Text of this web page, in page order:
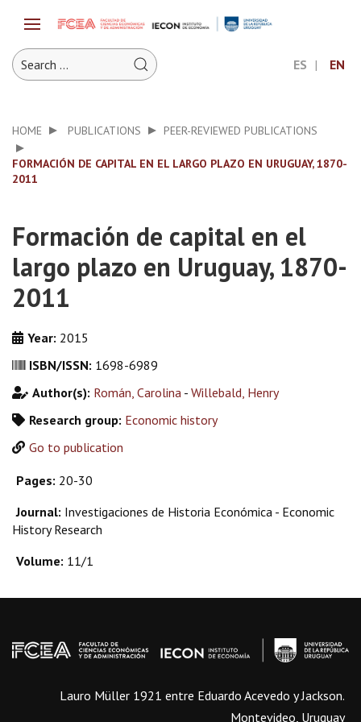
ES EN
HOME PUBLICATIONS PEER-REVIEWED PUBLICATIONS
FORMACIÓN DE CAPITAL EN EL LARGO PLAZO EN URUGUAY, 1870-
2011
Formación de capital en el
largo plazo en Uruguay, 1870-
2011
Year: 2015
ISBN/ISSN: 1698-6989
Author(s): Román, Carolina - Willebald, Henry
Research group: Economic history
Go to publication
Pages: 20-30
Journal: Investigaciones de Historia Económica - Economic
History Research
Volume: 11/1
Lauro Müller 1921 entre Eduardo Acevedo y Jackson.
Montevideo, Uruguay